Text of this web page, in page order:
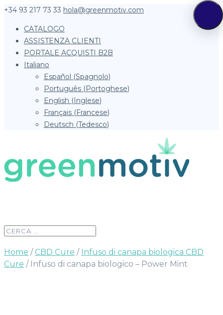
+34 93 217 73 33 hola@greenmotiv.com
CATALOGO
ASSISTENZA CLIENTI
PORTALE ACQUISTI B2B
Italiano
Español (Spagnolo)
Português (Portoghese)
English (Inglese)
Français (Francese)
Deutsch (Tedesco)
Home /CBD Cure / Infuso di canapa biologica CBD
Cure / Infuso di canapa biologico – Power Mint